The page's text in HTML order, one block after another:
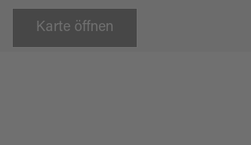
Karte öffnen